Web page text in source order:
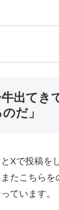
出てき
だ」
Xで投稿を
たこちらを
ています。